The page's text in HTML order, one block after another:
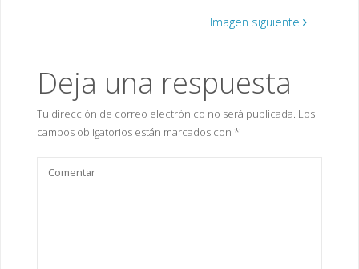
Imagen siguiente
Deja una respuesta
Tu dirección de correo electrónico no será publicada. Los
campos obligatorios están marcados con *